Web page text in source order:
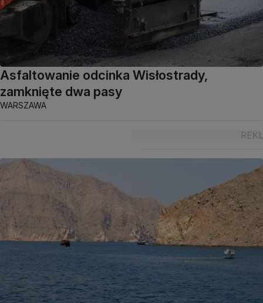
Asfaltowanie odcinka Wisłostrady,
zamknięte dwa pasy
WARSZAWA